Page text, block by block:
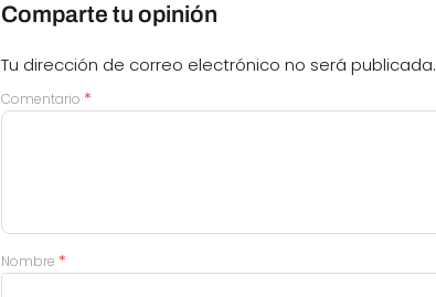
Comparte tu opinión
Tu dirección de correo electrónico no será publicada.
Comentario *
Nombre *